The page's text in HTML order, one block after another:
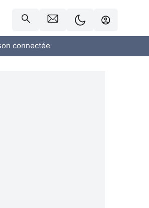
connectée